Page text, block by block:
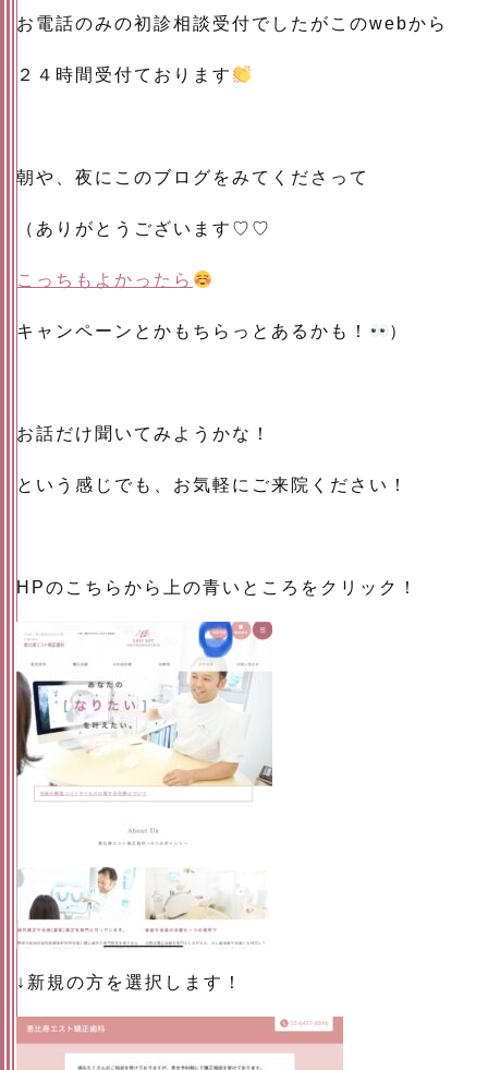
お電話のみの初診相談受付でしたがこのwebから
２４時間受付ております
朝や、夜にこのブログをみてくださって
（ありがとうございます♡♡
こっちもよかったら
キャンペーンとかもちらっとあるかも！ ）
お話だけ聞いてみようかな！
という感じでも、お気軽にご来院ください！
HPのこちらから上の青いところをクリック！
↓新規の方を選択します！